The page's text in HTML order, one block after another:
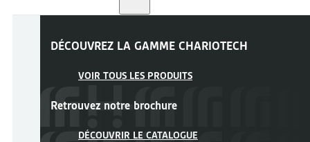
DÉCOUVREZ LA GAMME CHARIOTECH
VOIR TOUS LES PRODUITS
Retrouvez notre brochure
DÉCOUVRIR LE CATALOGUE